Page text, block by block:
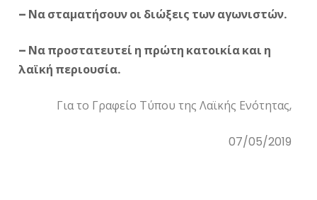
– Να σταματήσουν οι διώξεις των αγωνιστών.
– Να προστατευτεί η πρώτη κατοικία και η
λαϊκή περιουσία.
Για το Γραφείο Τύπου της Λαϊκής Ενότητας,
07/05/2019